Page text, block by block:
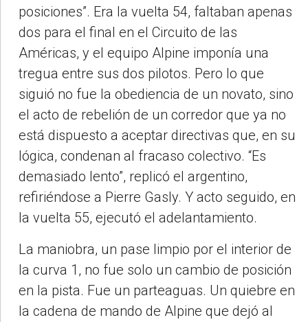
posiciones”. Era la vuelta 54, faltaban apenas
dos para el final en el Circuito de las
Américas, y el equipo Alpine imponía una
tregua entre sus dos pilotos. Pero lo que
siguió no fue la obediencia de un novato, sino
el acto de rebelión de un corredor que ya no
está dispuesto a aceptar directivas que, en su
lógica, condenan al fracaso colectivo. “Es
demasiado lento”, replicó el argentino,
refiriéndose a Pierre Gasly. Y acto seguido, en
la vuelta 55, ejecutó el adelantamiento.
La maniobra, un pase limpio por el interior de
la curva 1, no fue solo un cambio de posición
en la pista. Fue un parteaguas. Un quiebre en
la cadena de mando de Alpine que dejó al